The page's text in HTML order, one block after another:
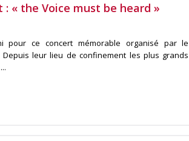
« the Voice must be heard »
pour ce concert mémorable organisé par le
leur lieu de confinement les plus grands